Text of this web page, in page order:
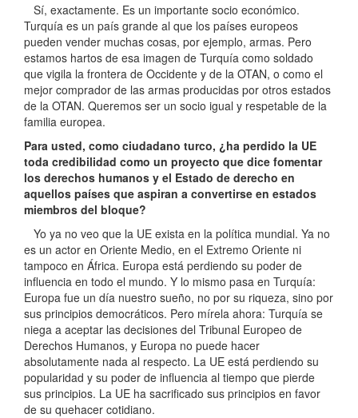
Sí, exactamente. Es un importante socio económico.
Turquía es un país grande al que los países europeos
pueden vender muchas cosas, por ejemplo, armas. Pero
estamos hartos de esa imagen de Turquía como soldado
que vigila la frontera de Occidente y de la OTAN, o como el
mejor comprador de las armas producidas por otros estados
de la OTAN. Queremos ser un socio igual y respetable de la
familia europea.
Para usted, como ciudadano turco, ¿ha perdido la UE
toda credibilidad como un proyecto que dice fomentar
los derechos humanos y el Estado de derecho en
aquellos países que aspiran a convertirse en estados
miembros del bloque?
Yo ya no veo que la UE exista en la política mundial. Ya no
es un actor en Oriente Medio, en el Extremo Oriente ni
tampoco en África. Europa está perdiendo su poder de
influencia en todo el mundo. Y lo mismo pasa en Turquía:
Europa fue un día nuestro sueño, no por su riqueza, sino por
sus principios democráticos. Pero mírela ahora: Turquía se
niega a aceptar las decisiones del Tribunal Europeo de
Derechos Humanos, y Europa no puede hacer
absolutamente nada al respecto. La UE está perdiendo su
popularidad y su poder de influencia al tiempo que pierde
sus principios. La UE ha sacrificado sus principios en favor
de su quehacer cotidiano.